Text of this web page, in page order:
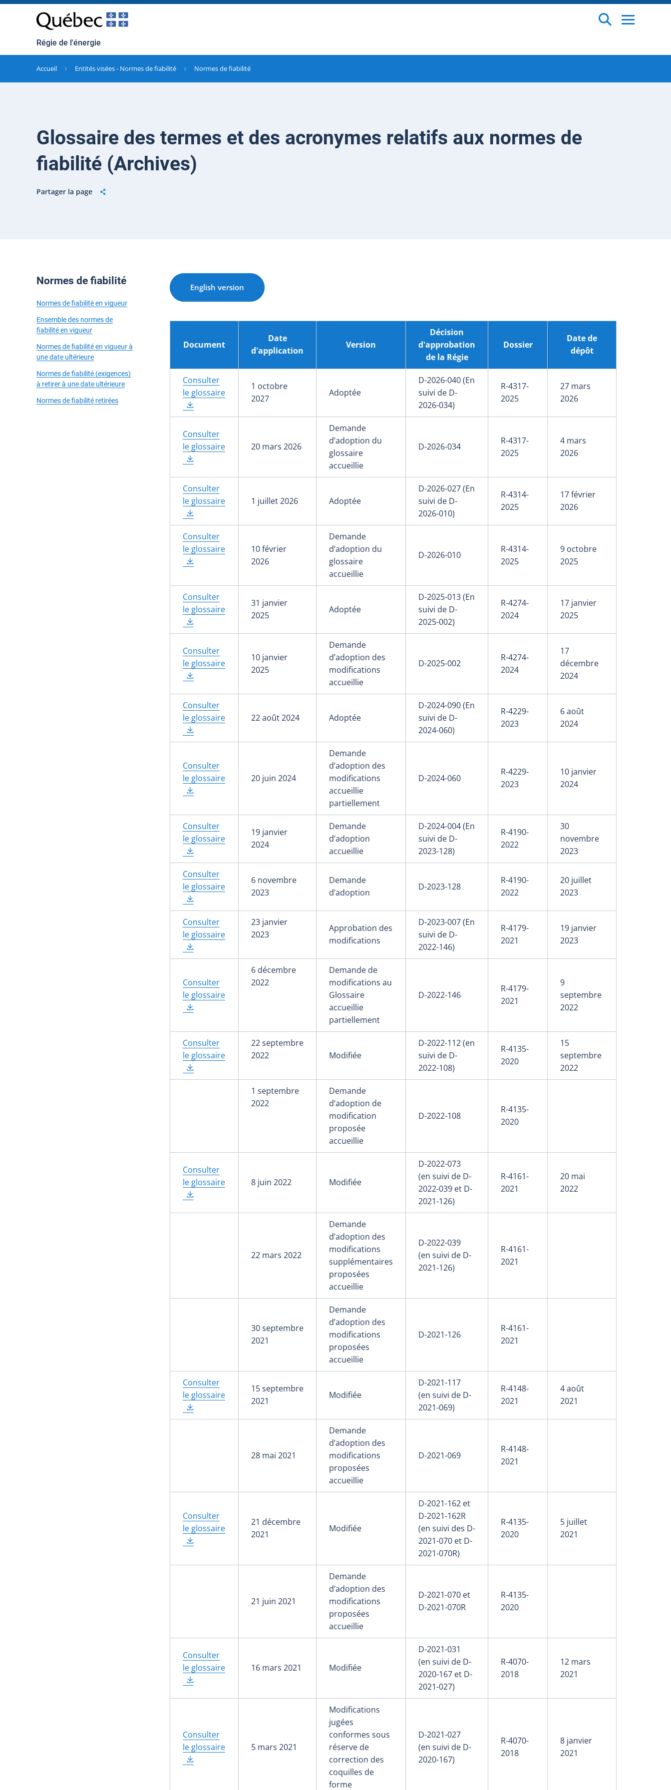
Régie de l'énergie
Accueil Entités visées - Normes de fiabilité Normes de fiabilité
Glossaire des termes et des acronymes relatifs aux normes de
fiabilité (Archives)
Partager la page
Normes de fiabilité
Normes de fiabilité en vigueur
Ensemble des normes de
fiabilité en vigueur
Normes de fiabilité en vigueur à
une date ultérieure
Normes de fiabilité (exigences)
à retirer à une date ultérieure
Normes de fiabilité retirées
English version
Document
Date
d'application
Version
Décision
d'approbation
de la Régie
Dossier
Date de
dépôt
Consulter
le glossaire
1 octobre
2027
Adoptée
D-2026-040 (En
suivi de D-
2026-034)
R-4317-
2025
27 mars
2026
Consulter
le glossaire
20 mars 2026
Demande
d’adoption du
glossaire
accueillie
D-2026-034
R-4317-
2025
4 mars
2026
Consulter
le glossaire
1 juillet 2026 Adoptée
D-2026-027 (En
suivi de D-
2026-010)
R-4314-
2025
17 février
2026
Consulter
le glossaire
10 février
2026
Demande
d’adoption du
glossaire
accueillie
D-2026-010
R-4314-
2025
9 octobre
2025
Consulter
le glossaire
31 janvier
2025
Adoptée
D-2025-013 (En
suivi de D-
2025-002)
R-4274-
2024
17 janvier
2025
Consulter
le glossaire
10 janvier
2025
Demande
d’adoption des
modifications
accueillie
D-2025-002
R-4274-
2024
17
décembre
2024
Consulter
le glossaire
22 août 2024 Adoptée
D-2024-090 (En
suivi de D-
2024-060)
R-4229-
2023
6 août
2024
Consulter
le glossaire
20 juin 2024
Demande
d’adoption des
modifications
accueillie
partiellement
D-2024-060
R-4229-
2023
10 janvier
2024
Consulter
le glossaire
19 janvier
2024
Demande
d’adoption
accueillie
D-2024-004 (En
suivi de D-
2023-128)
R-4190-
2022
30
novembre
2023
Consulter
le glossaire
6 novembre
2023
Demande
d’adoption
D-2023-128
R-4190-
2022
20 juillet
2023
Consulter
le glossaire
23 janvier
2023
Approbation des
modifications
D-2023-007 (En
suivi de D-
2022-146)
R-4179-
2021
19 janvier
2023
Consulter
le glossaire
6 décembre
2022
Demande de
modifications au
Glossaire
accueillie
partiellement
D-2022-146
R-4179-
2021
9
septembre
2022
Consulter
le glossaire
22 septembre
2022
Modifiée
D-2022-112 (en
suivi de D-
2022-108)
R-4135-
2020
15
septembre
2022
1 septembre
2022
Demande
d’adoption de
modification
proposée
accueillie
D-2022-108
R-4135-
2020
Consulter
le glossaire
8 juin 2022 Modifiée
D-2022-073
(en suivi de D-
2022-039 et D-
2021-126)
R-4161-
2021
20 mai
2022
22 mars 2022
Demande
d’adoption des
modifications
supplémentaires
proposées
accueillie
D-2022-039
(en suivi de D-
2021-126)
R-4161-
2021
30 septembre
2021
Demande
d’adoption des
modifications
proposées
accueillie
D-2021-126
R-4161-
2021
Consulter
le glossaire
15 septembre
2021
Modifiée
D-2021-117
(en suivi de D-
2021-069)
R-4148-
2021
4 août
2021
28 mai 2021
Demande
d’adoption des
modifications
proposées
accueillie
D-2021-069
R-4148-
2021
Consulter
le glossaire
21 décembre
2021
Modifiée
D-2021-162 et
D-2021-162R
(en suivi des D-
2021-070 et D-
2021-070R)
R-4135-
2020
5 juillet
2021
21 juin 2021
Demande
d’adoption des
modifications
proposées
accueillie
D-2021-070 et
D-2021-070R
R-4135-
2020
Consulter
le glossaire
16 mars 2021 Modifiée
D-2021-031
(en suivi de D-
2020-167 et D-
2021-027)
R-4070-
2018
12 mars
2021
Consulter
le glossaire
5 mars 2021
Modifications
jugées
conformes sous
réserve de
correction des
coquilles de
forme
D-2021-027
(en suivi de D-
2020-167)
R-4070-
2018
8 janvier
2021